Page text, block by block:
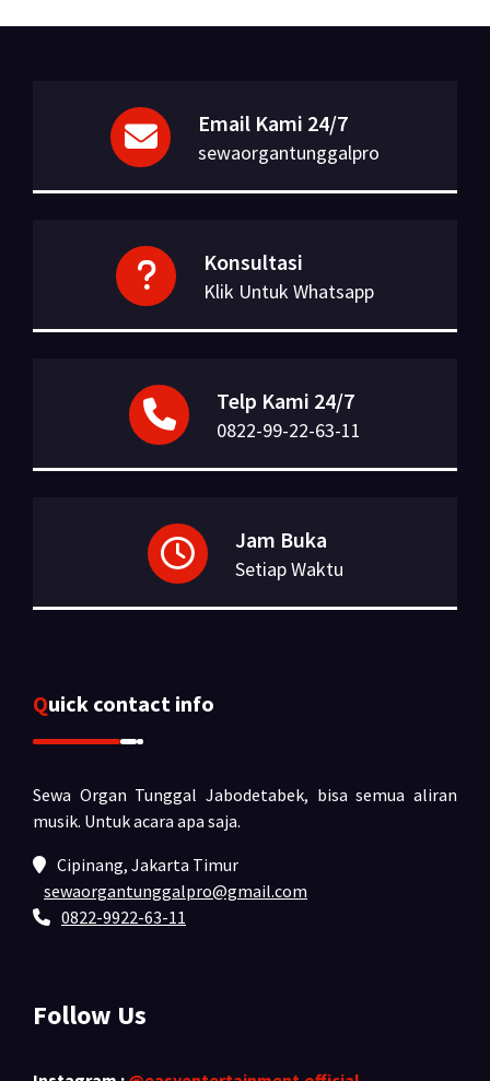
Email Kami 24/7
sewaorgantunggalpro
Konsultasi
Klik Untuk Whatsapp
Telp Kami 24/7
0822-99-22-63-11
Jam Buka
Setiap Waktu
Quick contact info
Sewa Organ Tunggal Jabodetabek, bisa semua aliran
musik. Untuk acara apa saja.
Cipinang, Jakarta Timur
sewaorgantunggalpro@gmail.com
0822-9922-63-11
Follow Us